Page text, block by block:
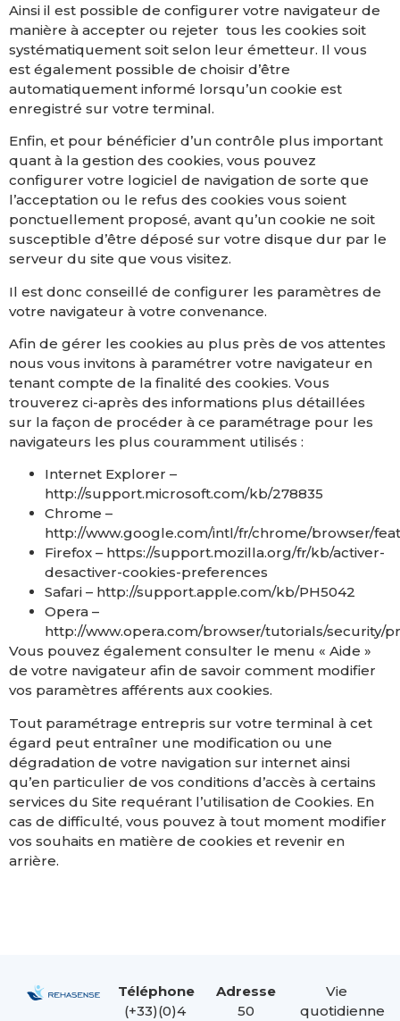
Ainsi il est possible de configurer votre navigateur de
manière à accepter ou rejeter tous les cookies soit
systématiquement soit selon leur émetteur. Il vous
est également possible de choisir d’être
automatiquement informé lorsqu’un cookie est
enregistré sur votre terminal.
Enfin, et pour bénéficier d’un contrôle plus important
quant à la gestion des cookies, vous pouvez
configurer votre logiciel de navigation de sorte que
l’acceptation ou le refus des cookies vous soient
ponctuellement proposé, avant qu’un cookie ne soit
susceptible d’être déposé sur votre disque dur par le
serveur du site que vous visitez.
Il est donc conseillé de configurer les paramètres de
votre navigateur à votre convenance.
Afin de gérer les cookies au plus près de vos attentes
nous vous invitons à paramétrer votre navigateur en
tenant compte de la finalité des cookies. Vous
trouverez ci-après des informations plus détaillées
sur la façon de procéder à ce paramétrage pour les
navigateurs les plus couramment utilisés :
Internet Explorer –
http://support.microsoft.com/kb/278835
Chrome –
http://www.google.com/intl/fr/chrome/browser/
Firefox – https://support.mozilla.org/fr/kb/activer-
desactiver-cookies-preferences
Safari – http://support.apple.com/kb/PH5042
Opera –
http://www.opera.com/browser/tutorials/security/
Vous pouvez également consulter le menu « Aide »
de votre navigateur afin de savoir comment modifier
vos paramètres afférents aux cookies.
Tout paramétrage entrepris sur votre terminal à cet
égard peut entraîner une modification ou une
dégradation de votre navigation sur internet ainsi
qu’en particulier de vos conditions d’accès à certains
services du Site requérant l’utilisation de Cookies. En
cas de difficulté, vous pouvez à tout moment modifier
vos souhaits en matière de cookies et revenir en
arrière.
Téléphone
(+33)(0)4
Adresse
50
Vie
quotidienne